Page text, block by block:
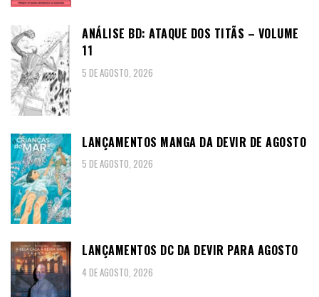
ANÁLISE BD: ATAQUE DOS TITÃS – VOLUME
11
5 DE AGOSTO, 2026
LANÇAMENTOS MANGA DA DEVIR DE AGOSTO
5 DE AGOSTO, 2026
LANÇAMENTOS DC DA DEVIR PARA AGOSTO
4 DE AGOSTO, 2026